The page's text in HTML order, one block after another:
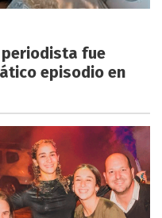
periodista fue
episodio en